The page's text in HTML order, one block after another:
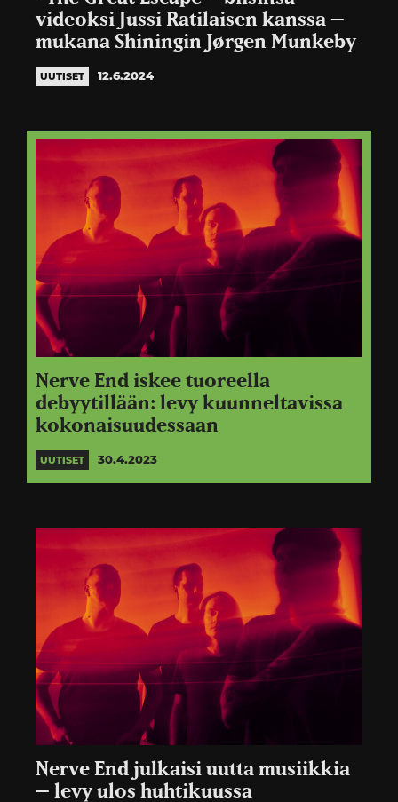
videoksi Jussi Ratilaisen kanssa –
mukana Shiningin Jørgen Munkeby
UUTISET 12.6.2024
Nerve End iskee tuoreella
debyytillään: levy kuunneltavissa
kokonaisuudessaan
UUTISET 30.4.2023
Nerve End julkaisi uutta musiikkia
– levy ulos huhtikuussa